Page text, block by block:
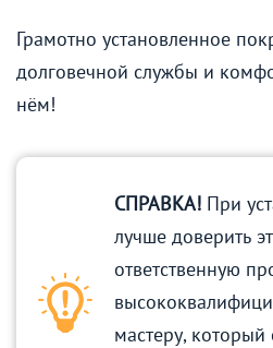
Грамотно установленное
долговечной службы и
нём!
СПРАВКА! При
лучше доверить
ответственную
мастеру,